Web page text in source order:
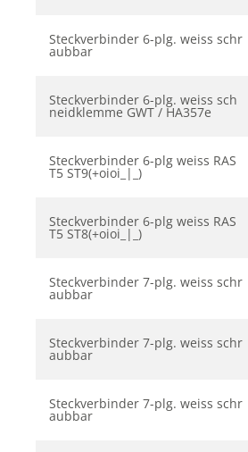
Steckverbinder 6-plg. weiss schr
aubbar
Steckverbinder 6-plg. weiss sch
neidklemme GWT / HA357e
Steckverbinder 6-plg weiss RAS
T5 ST9(+oioi_|_)
Steckverbinder 6-plg weiss RAS
T5 ST8(+oioi_|_)
Steckverbinder 7-plg. weiss schr
aubbar
Steckverbinder 7-plg. weiss schr
aubbar
Steckverbinder 7-plg. weiss schr
aubbar